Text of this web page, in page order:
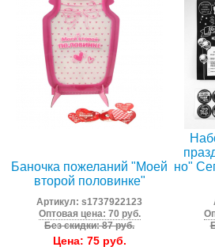
Баночка пожеланий "Моей
второй половинке"
Артикул:s1737922123
Оптовая цена: 70 руб.
Без скидки: 87 руб.
Цена: 75руб.
но"